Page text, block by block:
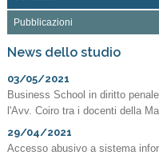
Pubblicazioni
News dello studio
03/05/2021
Business School in diritto
l'Avv. Coiro tra i docenti della
29/04/2021
Accesso abusivo a sistema